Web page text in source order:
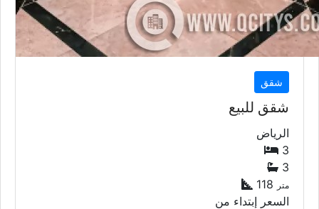
شقق
شقق للبيع
الرياض
3
3
118
متر
السعر إبتداء من